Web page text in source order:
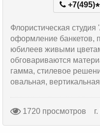
+7(495)*
Флористическая
оформление банкетов,
юбилеев живыми
обговариваются
гамма, стилевое
овальная,
1720 просмотров